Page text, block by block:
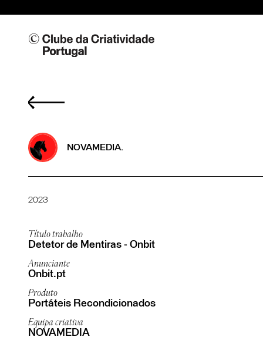
NOVAMEDIA.
2023
Título trabalho
Detetor de Mentiras - Onbit
Anunciante
Onbit.pt
Produto
Portáteis Recondicionados
Equipa criativa
NOVAMEDIA